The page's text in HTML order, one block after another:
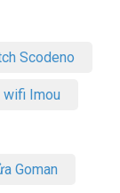
Scodeno
wifi Imou
Goman